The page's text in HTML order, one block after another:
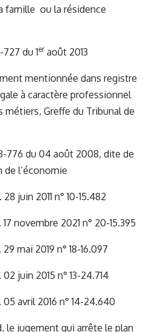
famille ou la résidence
du 1eraoût 2013
mentionnée dans registre
à caractère professionnel
métiers, Greffe du Tribunal de
776 du 04 août 2008, dite de
l’économie
juin 2011 n° 10-15.482
novembre 2021 n° 20-15.395
mai 2019 n° 18-16.097
juin 2015 n° 13-24.714
05 avril 2016 n° 14-24.640
le jugement qui arrête le plan